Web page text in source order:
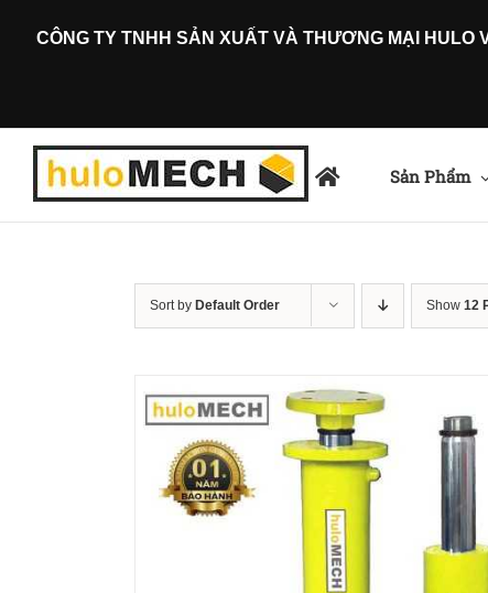
CÔNG TY TNHH SẢN XUẤT VÀ THƯƠNG MẠI HULO
Sản Phẩm
Sort by Default Order Show 12